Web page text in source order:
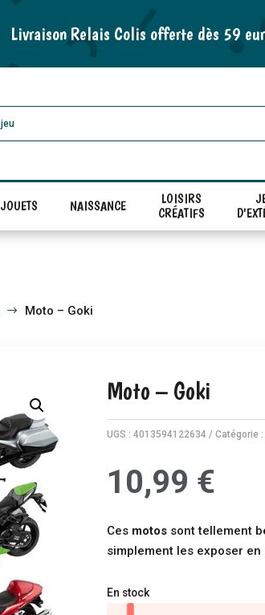
Livraison Relais Colis offerte dès 59
JOUETS NAISSANCE
LOISIRS
CRÉATIFS
$ Moto – Goki
Moto – Goki
UGS :4013594122634 Catégorie :
10,99 €
Ces motos sont tellement
simplement les exposer
En stock